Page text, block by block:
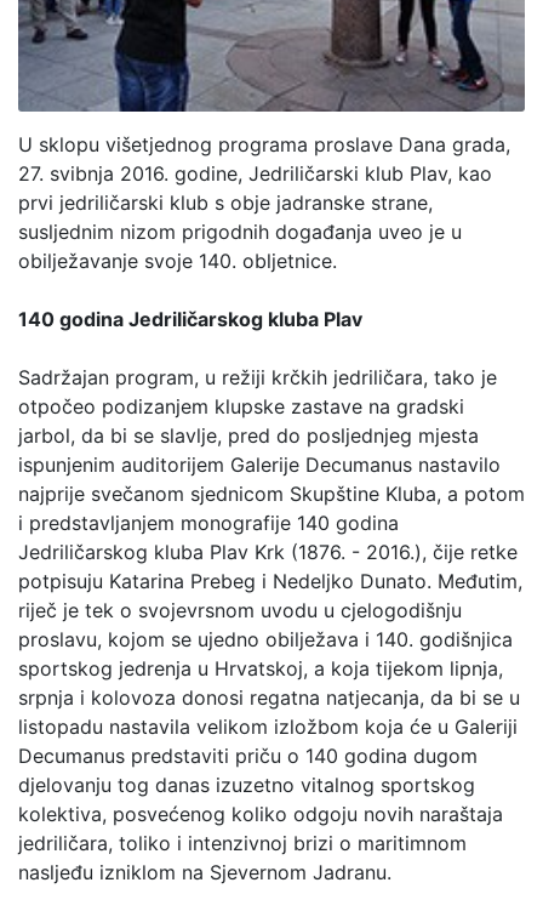
U sklopu višetjednog programa proslave Dana grada,
27. svibnja 2016. godine, Jedriličarski klub Plav, kao
prvi jedriličarski klub s obje jadranske strane,
susljednim nizom prigodnih događanja uveo je u
obilježavanje svoje 140. obljetnice.
140 godina Jedriličarskog kluba Plav
Sadržajan program, u režiji krčkih jedriličara, tako je
otpočeo podizanjem klupske zastave na gradski
jarbol, da bi se slavlje, pred do posljednjeg mjesta
ispunjenim auditorijem Galerije Decumanus nastavilo
najprije svečanom sjednicom Skupštine Kluba, a potom
i predstavljanjem monografije 140 godina
Jedriličarskog kluba Plav Krk (1876. - 2016.), čije retke
potpisuju Katarina Prebeg i Nedeljko Dunato. Međutim,
riječ je tek o svojevrsnom uvodu u cjelogodišnju
proslavu, kojom se ujedno obilježava i 140. godišnjica
sportskog jedrenja u Hrvatskoj, a koja tijekom lipnja,
srpnja i kolovoza donosi regatna natjecanja, da bi se u
listopadu nastavila velikom izložbom koja će u Galeriji
Decumanus predstaviti priču o 140 godina dugom
djelovanju tog danas izuzetno vitalnog sportskog
kolektiva, posvećenog koliko odgoju novih naraštaja
jedriličara, toliko i intenzivnoj brizi o maritimnom
nasljeđu izniklom na Sjevernom Jadranu.